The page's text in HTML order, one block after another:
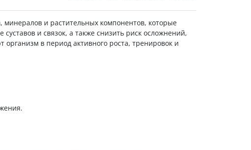
и растительных компонентов, которые
и связок, а также снизить риск осложнений,
в период активного роста, тренировок и